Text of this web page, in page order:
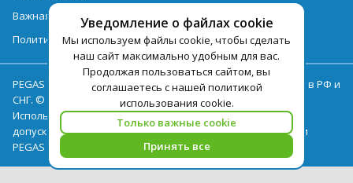
Уведомление о файлах cookie
Мы используем файлы cookie, чтобы сделать
наш сайт максимально удобным для вас.
Продолжая пользоваться сайтом, вы
соглашаетесь с нашей политикой
использования cookie.
Только важные cookie
Принять все
Важная информация по турпродукту
Политика обработки персональных данных
PEGAS Touristik — ведущий оператор туристических услуг в РФ и
СНГ. © 2026
Использование текстов и фотографий с сайта pegast.ru
допускается только с письменного разрешения компании
PEGAS Touristik.